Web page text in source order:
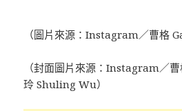
（圖片來源：Instagram／曹格
（封面圖片來源：Instagram／
玲 Shuling Wu）